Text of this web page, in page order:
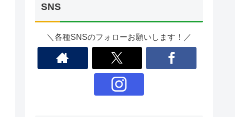
SNS
＼各種SNSのフォローお願いします！／